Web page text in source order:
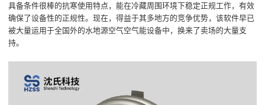
具备条件很棒的抗寒使用特点，能在冷藏周围环境下稳定正规工作，有效
确保了设备性的正规性。现在，得益于其多地方的竞争优势，该软件早已
被大量运用于全国外的水地源空气空气能设备中，换来了卖场的大量支
持。